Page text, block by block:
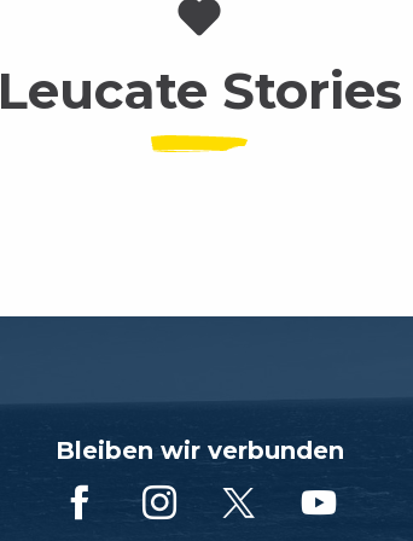
Leucate Stories
Bleiben wir verbunden